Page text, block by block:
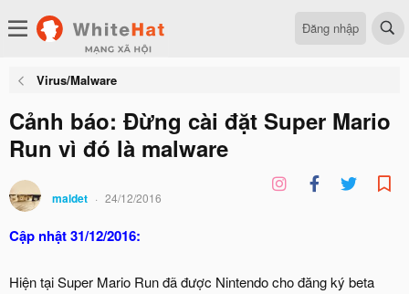
Đăng nhập
Virus/Malware
Cảnh báo: Đừng cài đặt Super Mario
Run vì đó là malware
maldet 24/12/2016
Cập nhật 31/12/2016:
Hiện tại Super Mario Run đã được Nintendo cho đăng ký beta